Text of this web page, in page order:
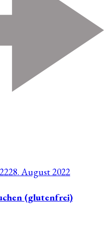
28. August 2022
(glutenfrei)